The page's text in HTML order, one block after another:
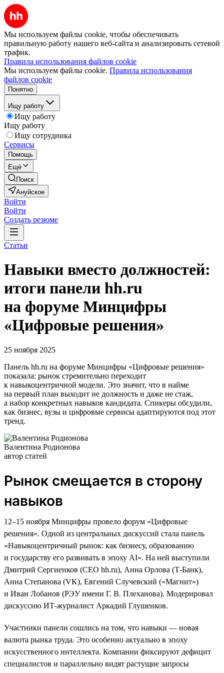
Мы используем файлы cookie, чтобы обеспечивать
правильную работу нашего веб-сайта и анализировать сетевой
трафик.
Правила использования файлов cookie
Мы используем файлы cookie. Правила использования
файлов cookie
Понятно
Ищу работу
Ищу работу
Ищу работу
Ищу сотрудника
Сервисы
Помощь
Ещё
Поиск
Ануйское
Войти
Войти
Создать резюме
Статьи
Навыки вместо должностей:
итоги панели hh.ru
на форуме Минцифры
«Цифровые решения»
25 ноября 2025
Панель hh.ru на форуме Минцифры «Цифровые решения»
показала: рынок стремительно переходит
к навыкоцентричной модели. Это значит, что в найме
на первый план выходит не должность и даже не стаж,
а набор конкретных навыков кандидата. Спикеры обсудили,
как бизнес, вузы и цифровые сервисы адаптируются под этот
тренд.
Валентина Родионова
автор статей
Рынок смещается в сторону
навыков
12–15 ноября Минцифры провело форум «Цифровые
решения». Одной из центральных дискуссий стала панель
«Навыкоцентричный рынок: как бизнесу, образованию
и государству его развивать в эпоху AI». На ней выступили
Дмитрий Сергиенков (CEO hh.ru), Анна Орлова (Т-Банк),
Анна Степанова (VK), Евгений Случевский («Магнит»)
и Иван Лобанов (РЭУ имени Г. В. Плеханова). Модерировал
дискуссию ИТ-журналист Аркадий Глушенков.
Участники панели сошлись на том, что навыки — новая
валюта рынка труда. Это особенно актуально в эпоху
искусственного интеллекта. Компании фиксируют дефицит
специалистов и параллельно видят растущие запросы